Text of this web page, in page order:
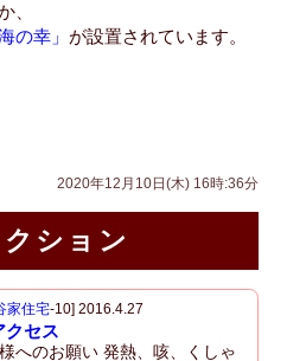
、
の幸」 が設置されています。
2020年12月10日(木) 16時:36分
ション
家住宅-10] 2016.4.27
クセス
へのお願い 発熱、咳、くしゃ